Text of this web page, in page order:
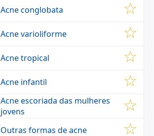
Acne conglobata
Acne varioliforme
Acne tropical
Acne infantil
Acne escoriada das mulheres
jovens
Outras formas de acne